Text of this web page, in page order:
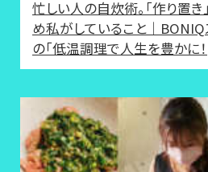
忙しい人の自炊術。「作り置
め私がしていること｜BONIQ
の「低温調理で人生を豊かに！